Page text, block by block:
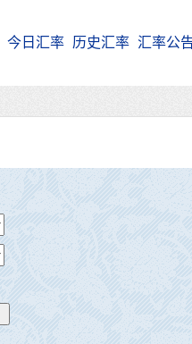
今日汇率 历史汇率 汇率公